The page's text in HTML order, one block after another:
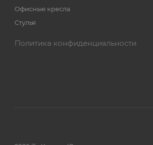
Офисные кресла
Стулья
Политика конфиденциальности